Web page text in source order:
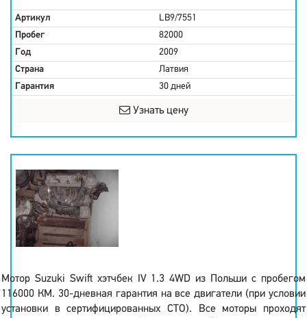
Артикул
LB9/7551
Пробег
82000
Год
2009
Страна
Латвия
Гарантия
30 дней
Узнать цену
Мотор Suzuki Swift хэтчбек IV 1.3 4WD из Польши с пробегом
116000 КМ. 30-дневная гарантия на все двигатели (при условии
установки в сертифицированных СТО). Все моторы проходят